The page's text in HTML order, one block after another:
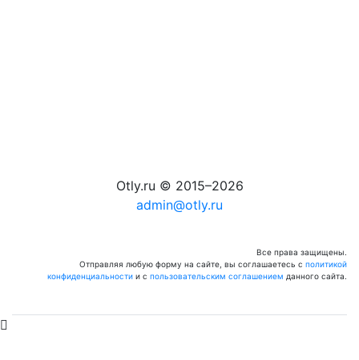
Otly.ru © 2015–2026
admin@otly.ru
Все права защищены.
Отправляя любую форму на сайте, вы соглашаетесь с политикой
конфиденциальности и с пользовательским соглашением данного сайта.